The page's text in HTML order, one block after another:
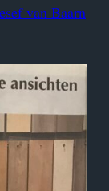
van Baarn